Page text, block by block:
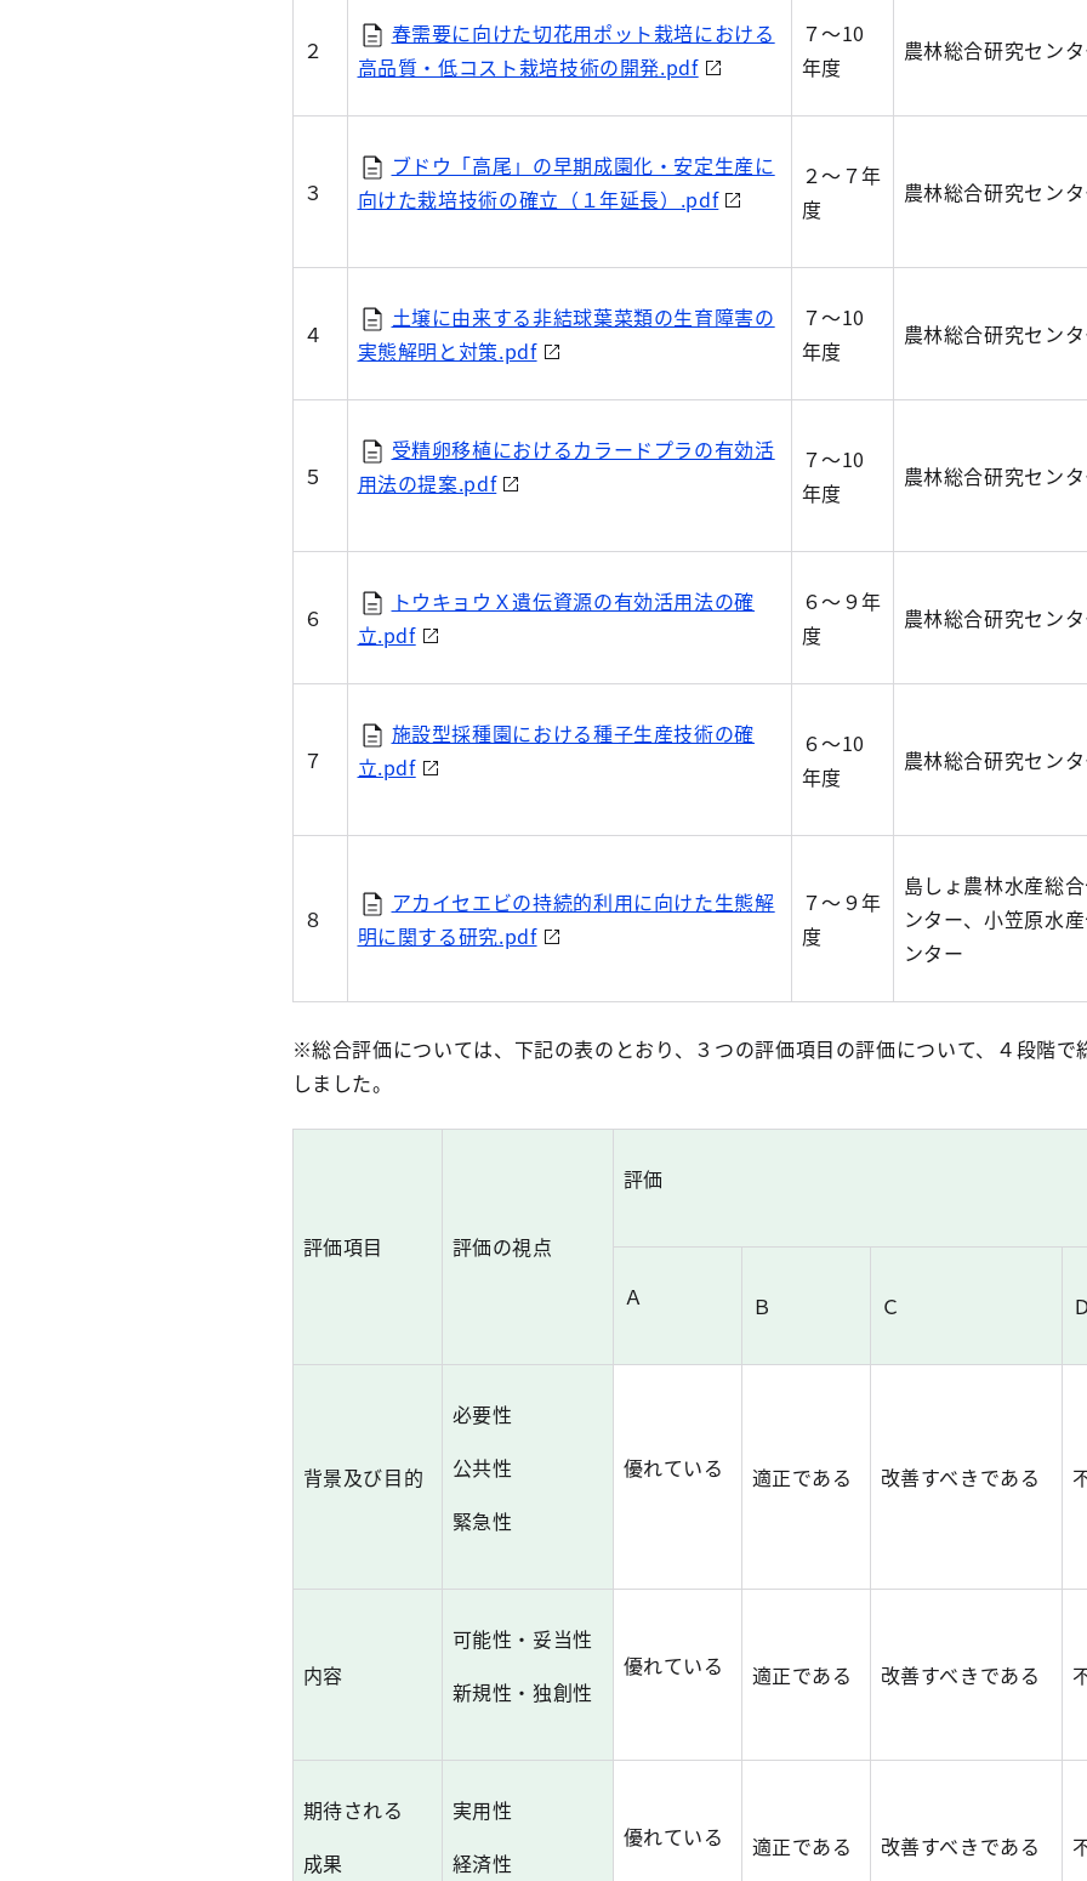
２
春需要に向けた切花用ポット栽培における
高品質・低コスト栽培技術の開発.pdf
７～10
年度
農林総合研究セン
３
ブドウ「高尾」の早期成園化・安定生産に
向けた栽培技術の確立（１年延長）.pdf
２～７年
度
農林総合研究セン
４
土壌に由来する非結球葉菜類の生育障害の
実態解明と対策.pdf
７～10
年度
農林総合研究セン
５
受精卵移植におけるカラードプラの有効活
用法の提案.pdf
７～10
年度
農林総合研究セン
６
トウキョウＸ遺伝資源の有効活用法の確
立.pdf
６～９年
度
農林総合研究セン
７
施設型採種園における種子生産技術の確
立.pdf
６～10
年度
農林総合研究セン
８
アカイセエビの持続的利用に向けた生態解
明に関する研究.pdf
７～９年
度
島しょ農林水産総
ンター、小笠原水
ンター
※総合評価については、 下記の表のとおり、３つの評価項目の評価について、４段階で
しました。
評価項目 評価の視点
評価
Ａ Ｂ Ｃ Ｄ
背景及び目的
必要性
公共性
緊急性
優れている 適正である 改善すべきである
内容
可能性・妥当性
新規性・独創性
優れている 適正である 改善すべきである
期待される
成果
実用性
経済性
優れている 適正である 改善すべきである